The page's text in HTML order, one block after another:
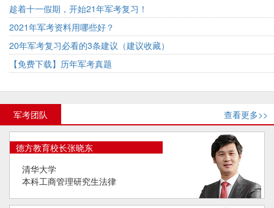
趁着十一假期，开始21年军考复习！
2021年军考资料用哪些好？
20年军考复习必看的3条建议（建议收藏）
【免费下载】历年军考真题
军考团队 查看更多>>
德方教育校长张晓东
清华大学
本科工商管理研究生法律